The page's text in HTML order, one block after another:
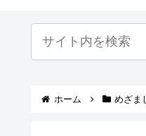
ホーム めざま